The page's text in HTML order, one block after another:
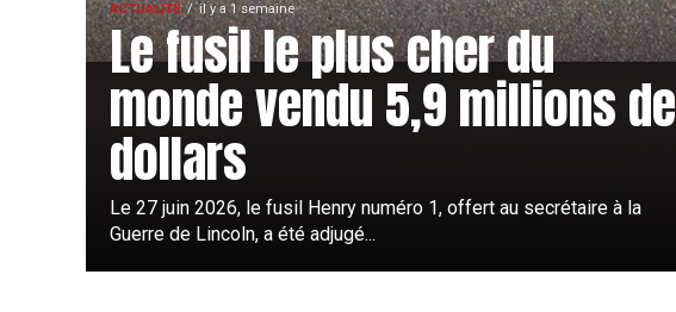
ACTUALITÉ il y a 1 semaine
Le fusil le plus cher du
monde vendu 5,9 millions de
dollars
Le 27 juin 2026, le fusil Henry numéro 1, offert au secrétaire à la
Guerre de Lincoln, a été adjugé...